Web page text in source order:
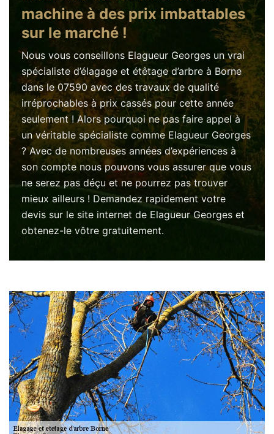
machine à des prix imbattables
sur le marché !
Nous vous conseillons Elagueur Georges un vrai
spécialiste d’élagage et étêtage d’arbre à Borne
dans le 07590 avec des travaux de qualité
irréprochables à prix cassés pour cette année
seulement ! Alors pourquoi ne pas faire appel à
un véritable spécialiste comme Elagueur Georges
? Avec de nombreuses années d’expériences à
son compte nous pouvons vous assurer que vous
ne serez pas déçu et ne pourrez pas trouver
mieux ailleurs ! Demandez rapidement votre
devis sur le site internet de Elagueur Georges et
obtenez-le vôtre gratuitement.